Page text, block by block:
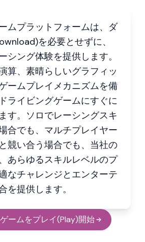
ムプラットフォームは、ダ
を必要とせずに、
シング体験を提供します。
算、素晴らしいグラフィッ
ームプレイメカニズムを備
ライビングゲームにすぐに
す。ソロでレーシングスキ
合でも、マルチプレイヤー
競い合う場合でも、当社の
あらゆるスキルレベルのプ
なチャレンジとエンターテ
を提供します。
ームをプレイ(Play)開始